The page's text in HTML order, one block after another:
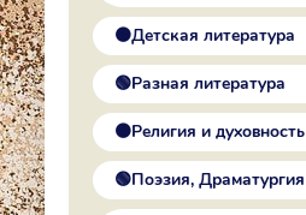
🟠Детская литература
🟢Разная литература
🟠Религия и духовность
🟢Поэзия, Драматургия